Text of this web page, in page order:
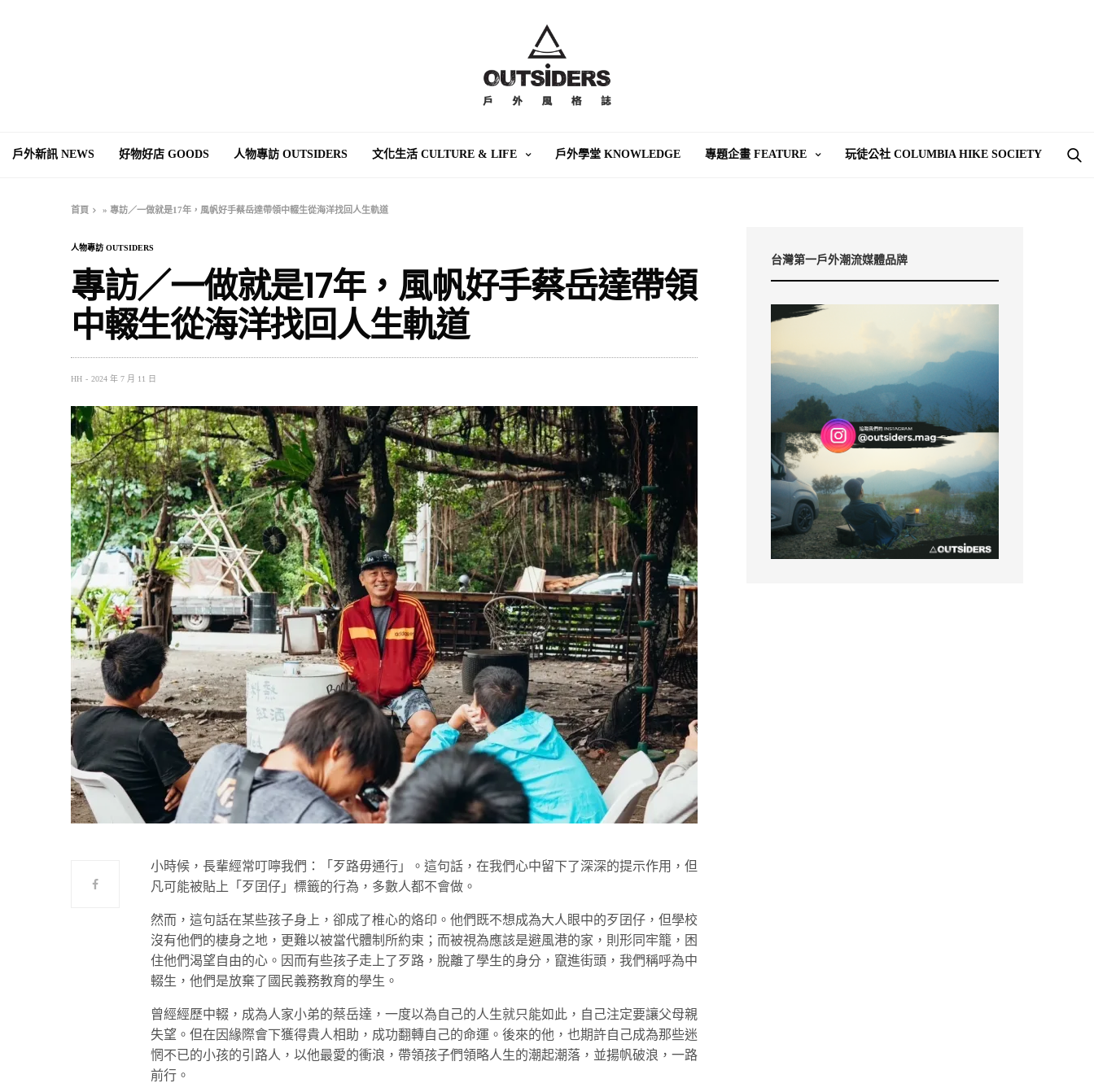
戶外新訊 NEWS 好物好店 GOODS 人物專訪 OUTSIDERS 文化生活 CULTURE & LIFE 戶外學堂 KNOWLEDGE 專題企畫 FEATURE 玩徒公社 COLUMBIA HIKE SOCIETY
首頁 »專訪／一做就是17年，風帆好手蔡岳達帶領中輟生從海洋找回人生軌道
人物專訪 OUTSIDERS
專訪／一做就是17年，風帆好手蔡岳達帶領
中輟生從海洋找回人生軌道
HH 2024 年 7 月 11 日
小時候，長輩經常叮嚀我們：「歹路毋通行」。這句話，在我們心中留下了深深的提示作用，但
凡可能被貼上「歹囝仔」標籤的行為，多數人都不會做。
然而，這句話在某些孩子身上，卻成了椎心的烙印。他們既不想成為大人眼中的歹囝仔，但學校
沒有他們的棲身之地，更難以被當代體制所約束；而被視為應該是避風港的家，則形同牢籠，困
住他們渴望自由的心。因而有些孩子走上了歹路，脫離了學生的身分，竄進街頭，我們稱呼為中
輟生，他們是放棄了國民義務教育的學生。
曾經經歷中輟，成為人家小弟的蔡岳達，一度以為自己的人生就只能如此，自己注定要讓父母親
失望。但在因緣際會下獲得貴人相助，成功翻轉自己的命運。後來的他，也期許自己成為那些迷
惘不已的小孩的引路人，以他最愛的衝浪，帶領孩子們領略人生的潮起潮落，並揚帆破浪，一路
前行。
台灣第一戶外潮流媒體品牌